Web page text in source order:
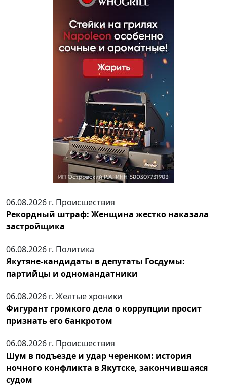
06.08.2026 г. Происшествия
Рекордный штраф: Женщина жестко наказала
застройщика
06.08.2026 г. Политика
Якутяне-кандидаты в депутаты Госдумы:
партийцы и одномандатники
06.08.2026 г. Желтые хроники
Фигурант громкого дела о коррупции просит
признать его банкротом
06.08.2026 г. Происшествия
Шум в подъезде и удар черенком: история
ночного конфликта в Якутске, закончившаяся
судом